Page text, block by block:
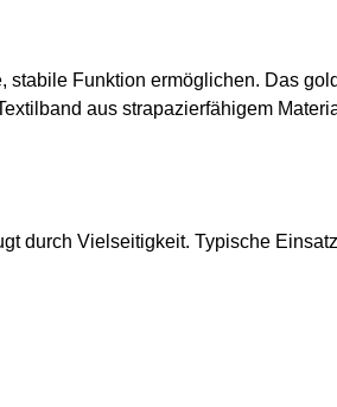
Funktion ermöglichen. Das
aus strapazierfähigem
durch Vielseitigkeit. Typische